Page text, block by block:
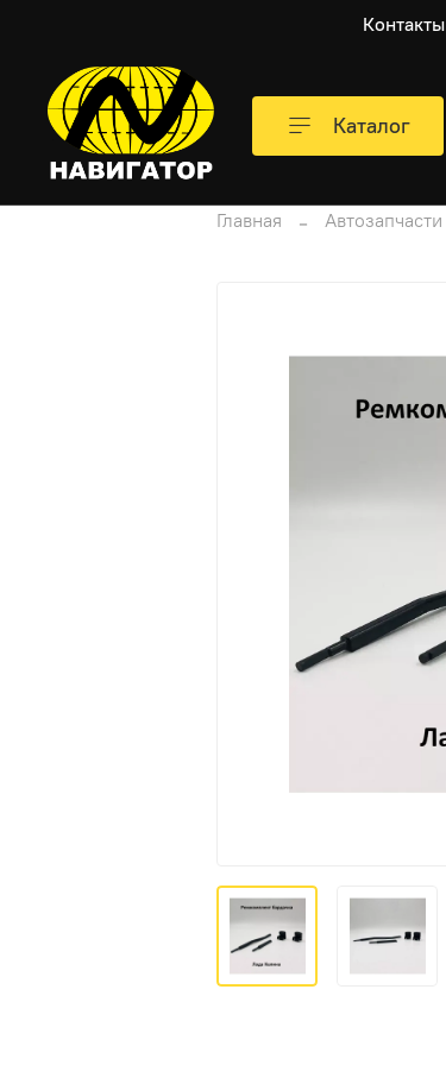
Контакты
Каталог
Главная Автозапчасти